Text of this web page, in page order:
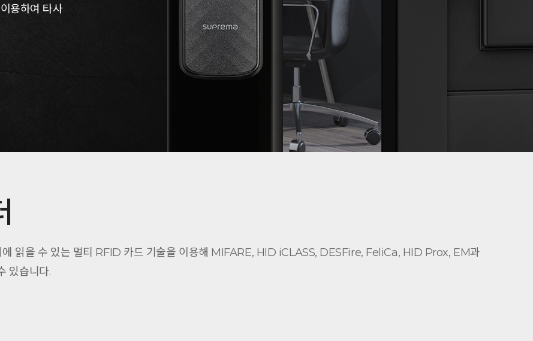
용하여 타사
읽을 수 있는 멀티 RFID 카드 기술을 이용해 MIFARE, HID iCLASS, DESFire, FeliCa, HID Prox, EM과
있습니다.